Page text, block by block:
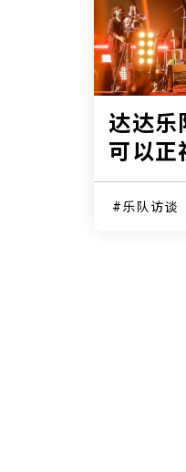
达达乐
可以正
乐队访谈